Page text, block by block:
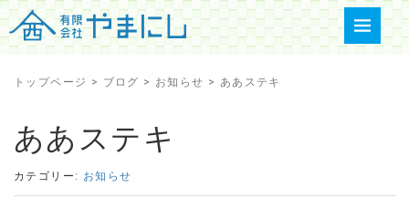
トップページ > ブログ > お知らせ > ああステキ
ああステキ
カテゴリー: お知らせ